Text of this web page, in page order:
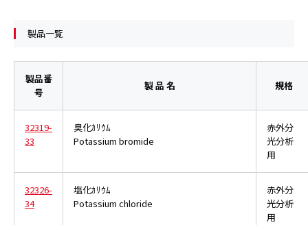
製品一覧
製品番
号
製 品 名 規格
32319-
33
臭化ｶﾘｳﾑ
Potassium bromide
赤外分
光分析
用
32326-
34
塩化ｶﾘｳﾑ
Potassium chloride
赤外分
光分析
用